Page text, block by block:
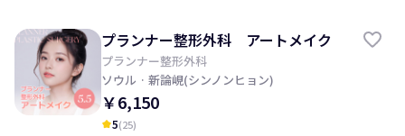
プランナー整形外科 アートメイク
プランナー整形外科
ソウル · 新論峴(シンノンヒョン)
￥6,150
kid_star5(25)